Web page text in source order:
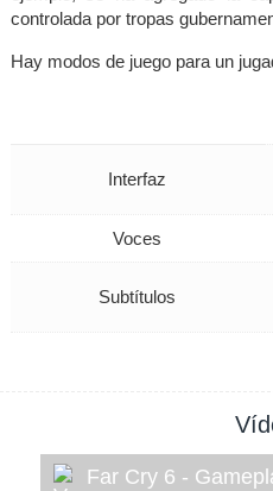
controlada por tropas
Hay modos de juego para un
Interfaz
Voces
Subtítulos
Far Cry 6 -